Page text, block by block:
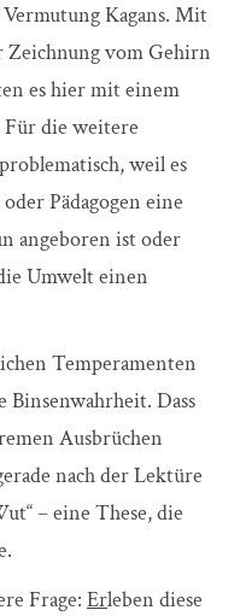
Kagans. Mit
vom Gehirn
es hier mit einem
die weitere
weil es
Pädagogen eine
angeboren ist oder
Umwelt einen
Temperamenten
Dass
Ausbrüchen
nach der Lektüre
– eine These, die
Frage: Erleben diese